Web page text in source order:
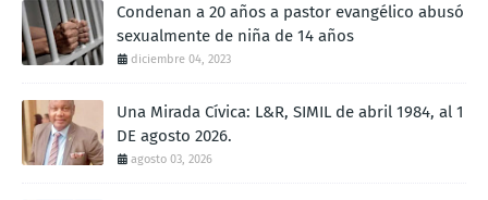
Condenan a 20 años a pastor evangélico abusó
sexualmente de niña de 14 años
diciembre 04, 2023
Una Mirada Cívica: L&R, SIMIL de abril 1984, al 1
DE agosto 2026.
agosto 03, 2026